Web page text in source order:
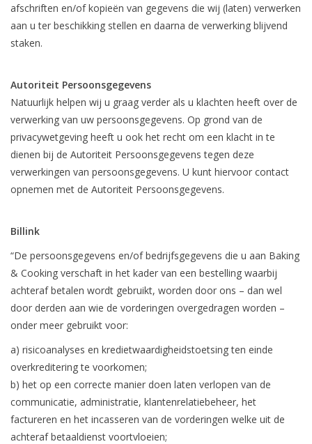
afschriften en/of kopieën van gegevens die wij (laten) verwerken
aan u ter beschikking stellen en daarna de verwerking blijvend
staken.
Autoriteit Persoonsgegevens
Natuurlijk helpen wij u graag verder als u klachten heeft over de
verwerking van uw persoonsgegevens. Op grond van de
privacywetgeving heeft u ook het recht om een klacht in te
dienen bij de Autoriteit Persoonsgegevens tegen deze
verwerkingen van persoonsgegevens. U kunt hiervoor contact
opnemen met de Autoriteit Persoonsgegevens.
Billink
“De persoonsgegevens en/of bedrijfsgegevens die u aan Baking
& Cooking verschaft in het kader van een bestelling waarbij
achteraf betalen wordt gebruikt, worden door ons – dan wel
door derden aan wie de vorderingen overgedragen worden –
onder meer gebruikt voor:
a) risicoanalyses en kredietwaardigheidstoetsing ten einde
overkreditering te voorkomen;
b) het op een correcte manier doen laten verlopen van de
communicatie, administratie, klantenrelatiebeheer, het
factureren en het incasseren van de vorderingen welke uit de
achteraf betaaldienst voortvloeien;